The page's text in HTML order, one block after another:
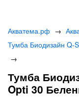
Акватема.рф →
Тумба Биодизайн Q-
→
Тумба
Opti 30